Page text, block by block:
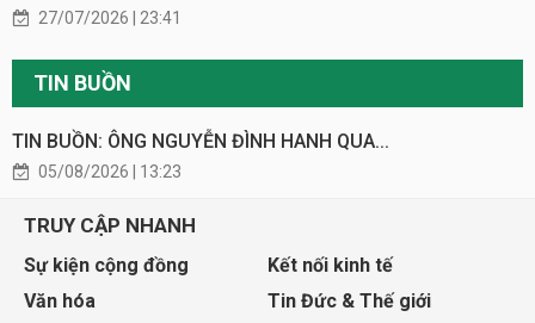
27/07/2026 | 23:41
TIN BUỒN
TIN BUỒN: ÔNG NGUYỄN ĐÌNH HANH QUA...
05/08/2026 | 13:23
TRUY CẬP NHANH
Sự kiện cộng đồng
Kết nối kinh tế
Văn hóa
Tin Đức & Thế giới